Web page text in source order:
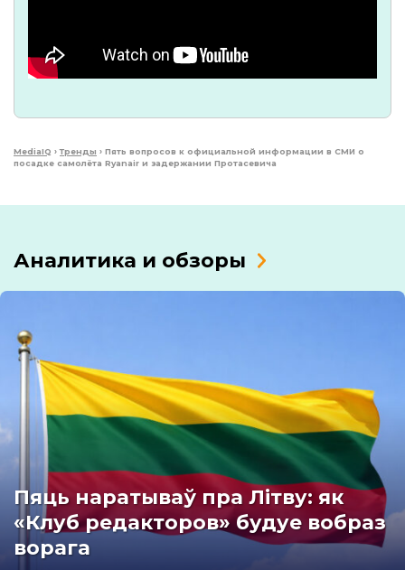
MediaIQ ›Тренды › Пять вопросов к официальной информации в СМИ о
посадке самолёта Ryanair и задержании Протасевича
Аналитика и обзоры
Пяць наратываў пра Літву: як
«Клуб редакторов» будуе вобраз
ворага